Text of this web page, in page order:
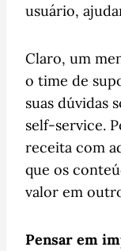
usuário,
Claro, um
o time de
suas dúvidas
self-service.
receita com
que os
valor em
Pensar em